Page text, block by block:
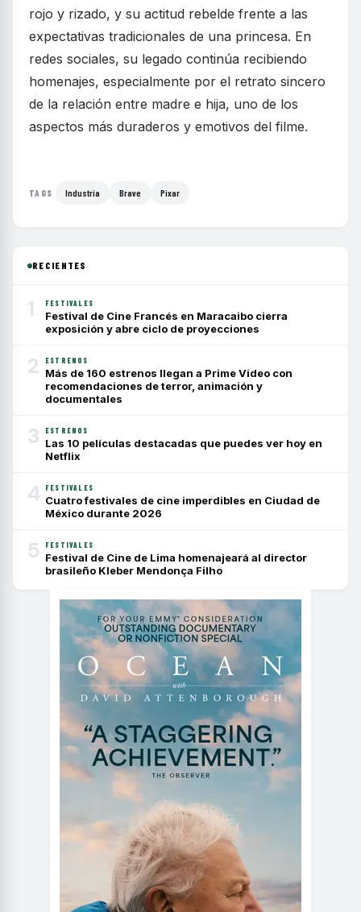
rojo y rizado, y su actitud rebelde frente a las
expectativas tradicionales de una princesa. En
redes sociales, su legado continúa recibiendo
homenajes, especialmente por el retrato sincero
de la relación entre madre e hija, uno de los
aspectos más duraderos y emotivos del filme.
TAGS Industria Brave Pixar
RECIENTES
1 FESTIVALES
Festival de Cine Francés en Maracaibo cierra
exposición y abre ciclo de proyecciones
2 ESTRENOS
Más de 160 estrenos llegan a Prime Video con
recomendaciones de terror, animación y
documentales
3 ESTRENOS
Las 10 películas destacadas que puedes ver hoy en
Netflix
4 FESTIVALES
Cuatro festivales de cine imperdibles en Ciudad de
México durante 2026
5 FESTIVALES
Festival de Cine de Lima homenajeará al director
brasileño Kleber Mendonça Filho